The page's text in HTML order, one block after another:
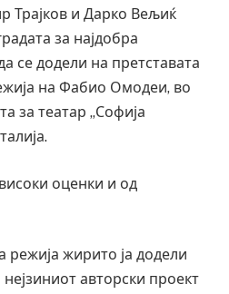
Трајков и Дарко Вељиќ
за најдобра
се додели на претставата
на Фабио Омодеи, во
за театар „Софија
оценки и од
режија жирито ја додели
авторски проект